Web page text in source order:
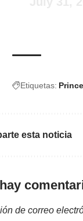
Etiquetas:
esta noticia
de correo